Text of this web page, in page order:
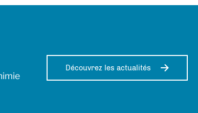
Découvrez les actualités